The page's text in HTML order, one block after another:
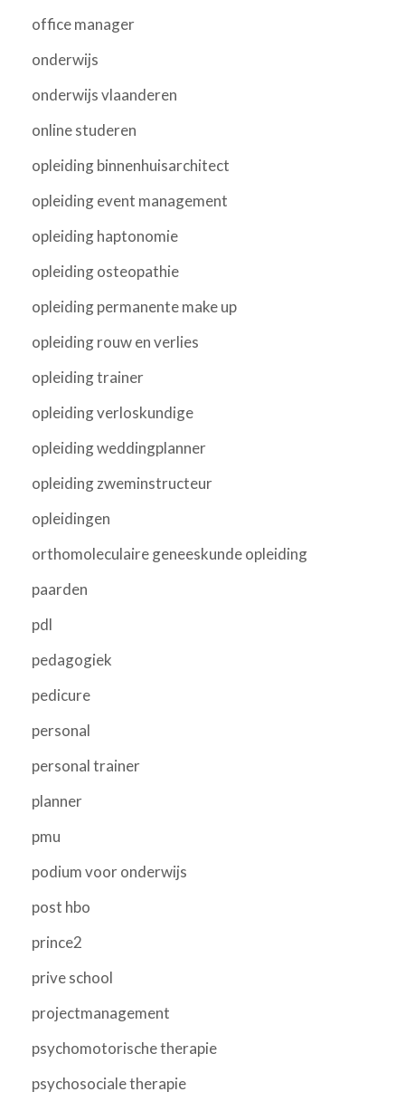
office manager
onderwijs
onderwijs vlaanderen
online studeren
opleiding binnenhuisarchitect
opleiding event management
opleiding haptonomie
opleiding osteopathie
opleiding permanente make up
opleiding rouw en verlies
opleiding trainer
opleiding verloskundige
opleiding weddingplanner
opleiding zweminstructeur
opleidingen
orthomoleculaire geneeskunde opleiding
paarden
pdl
pedagogiek
pedicure
personal
personal trainer
planner
pmu
podium voor onderwijs
post hbo
prince2
prive school
projectmanagement
psychomotorische therapie
psychosociale therapie